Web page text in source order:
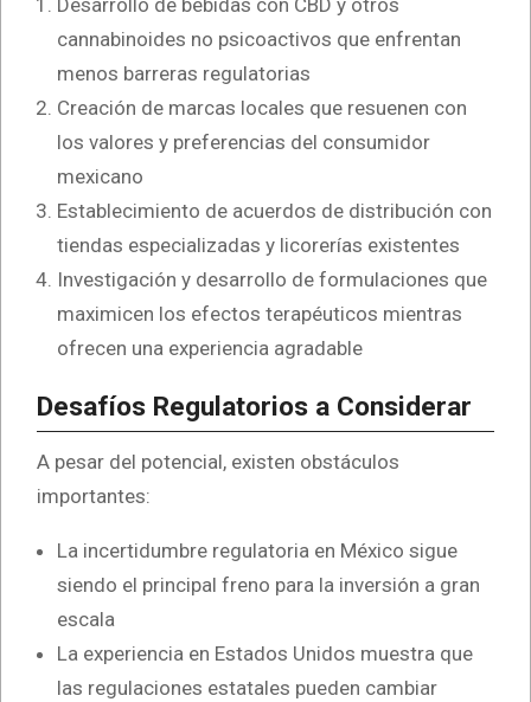
cannabinoides no psicoactivos que enfrentan
menos barreras regulatorias
Creación de marcas locales que resuenen con
los valores y preferencias del consumidor
mexicano
Establecimiento de acuerdos de distribución con
tiendas especializadas y licorerías existentes
Investigación y desarrollo de formulaciones que
maximicen los efectos terapéuticos mientras
ofrecen una experiencia agradable
Desafíos Regulatorios a Considerar
A pesar del potencial, existen obstáculos
importantes:
La incertidumbre regulatoria en México sigue
siendo el principal freno para la inversión a gran
escala
La experiencia en Estados Unidos muestra que
las regulaciones estatales pueden cambiar